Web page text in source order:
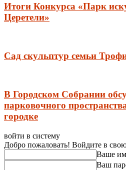
Итоги Конкурса «Парк
Церетели»
Сад скульптур семьи
В Городском Собрании
парковочного
городке
войти в систему
Добро пожаловать! Войдите в
Ваше
Ваш